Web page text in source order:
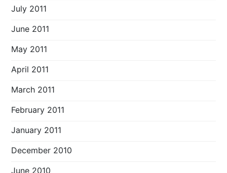
July 2011
June 2011
May 2011
April 2011
March 2011
February 2011
January 2011
December 2010
June 2010